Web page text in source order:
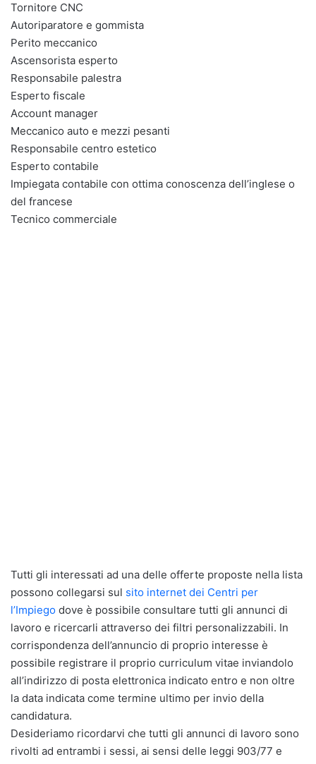
Tornitore CNC
Autoriparatore e gommista
Perito meccanico
Ascensorista esperto
Responsabile palestra
Esperto fiscale
Account manager
Meccanico auto e mezzi pesanti
Responsabile centro estetico
Esperto contabile
Impiegata contabile con ottima conoscenza dell’inglese o
del francese
Tecnico commerciale
Tutti gli interessati ad una delle offerte proposte nella lista
possono collegarsi sul sito internet dei Centri per
l’Impiego dove è possibile consultare tutti gli annunci di
lavoro e ricercarli attraverso dei filtri personalizzabili. In
corrispondenza dell’annuncio di proprio interesse è
possibile registrare il proprio curriculum vitae inviandolo
all’indirizzo di posta elettronica indicato entro e non oltre
la data indicata come termine ultimo per invio della
candidatura.
Desideriamo ricordarvi che tutti gli annunci di lavoro sono
rivolti ad entrambi i sessi, ai sensi delle leggi 903/77 e